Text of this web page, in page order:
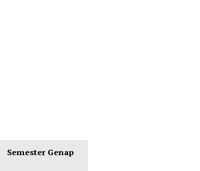
Semester Genap